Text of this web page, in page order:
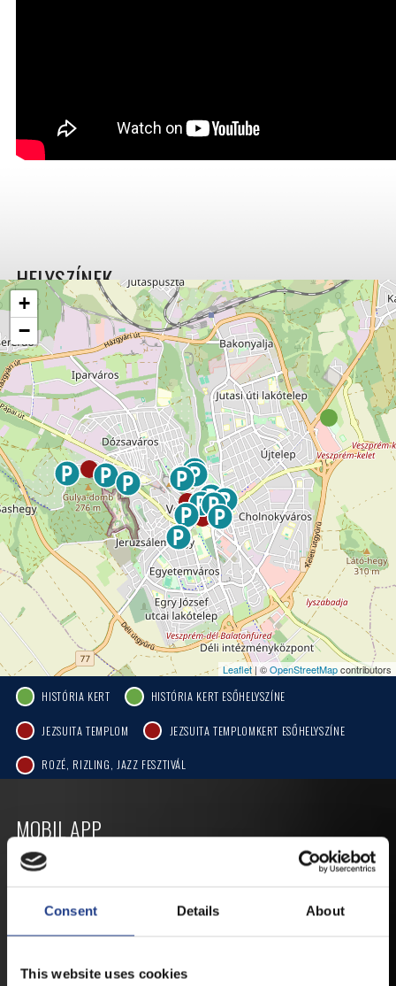
Consent Details About
This website uses cookies
+
−
Leaflet| ©OpenStreetMapcontributors
HELYSZÍNEK
HISTÓRIA KERT HISTÓRIA KERT ESŐHELYSZÍNE
JEZSUITA TEMPLOM JEZSUITA TEMPLOMKERT ESŐHELYSZÍNE
ROZÉ, RIZLING, JAZZ FESZTIVÁL
MOBIL APP